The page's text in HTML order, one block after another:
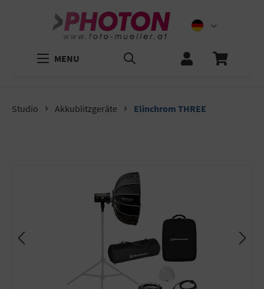
MENU
Studio Akkublitzgeräte Elinchrom THREE